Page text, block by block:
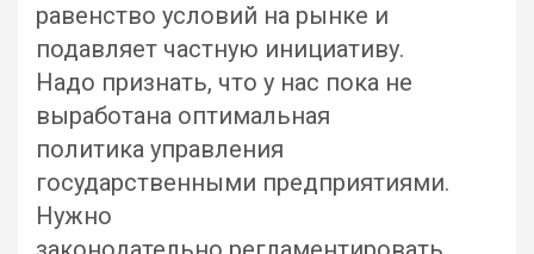
равенство условий на рынке и
подавляет частную инициативу.
Надо признать, что у нас пока не
выработана оптимальная
политика управления
государственными предприятиями.
Нужно